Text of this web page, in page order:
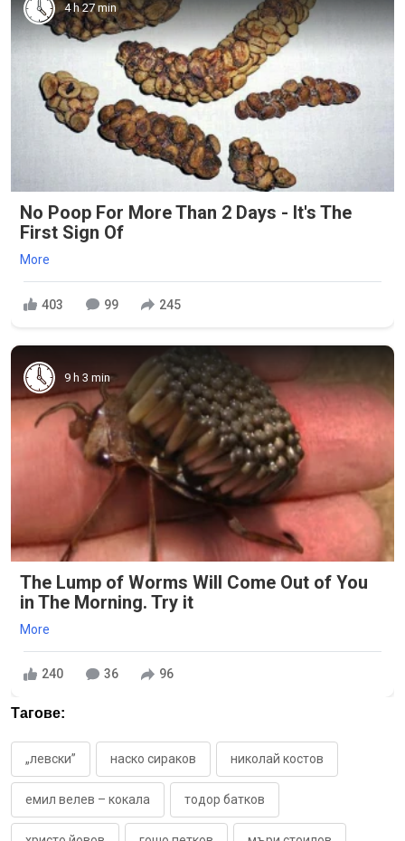
4 h 27 min
No Poop For More Than 2 Days - It's The
First Sign Of
More
403 99 245
9 h 3 min
The Lump of Worms Will Come Out of You
in The Morning. Try it
More
240 36 96
Тагове:
„левски” наско сираков николай костов
емил велев – кокала тодор батков